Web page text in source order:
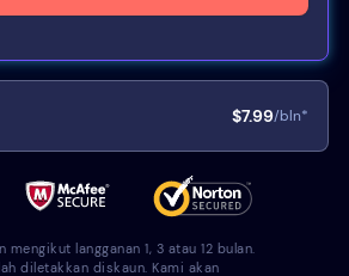
$7.99/bln*
mengikut langganan 1, 3 atau 12 bulan.
diletakkan diskaun. Kami akan